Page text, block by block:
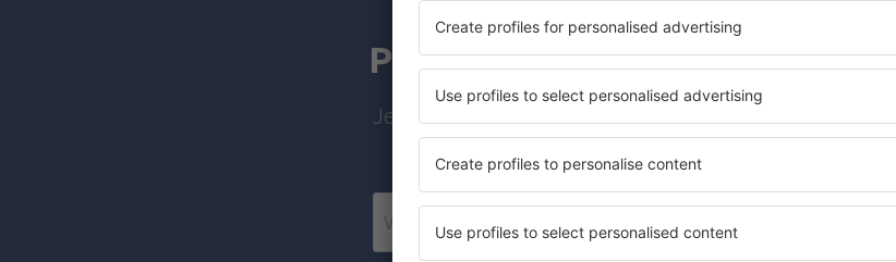
Pretplatnici e-letaka putuju
Jeftini letovi, city breaks, odmori - primite
Šaljemo samo najbolje, putnička